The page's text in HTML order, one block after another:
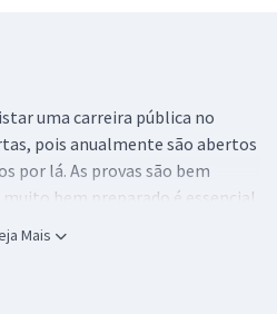
uma carreira pública no
pois anualmente são abertos
por lá. As provas são bem
bem preparado é essencial
Em nosso site, você fica
Mais